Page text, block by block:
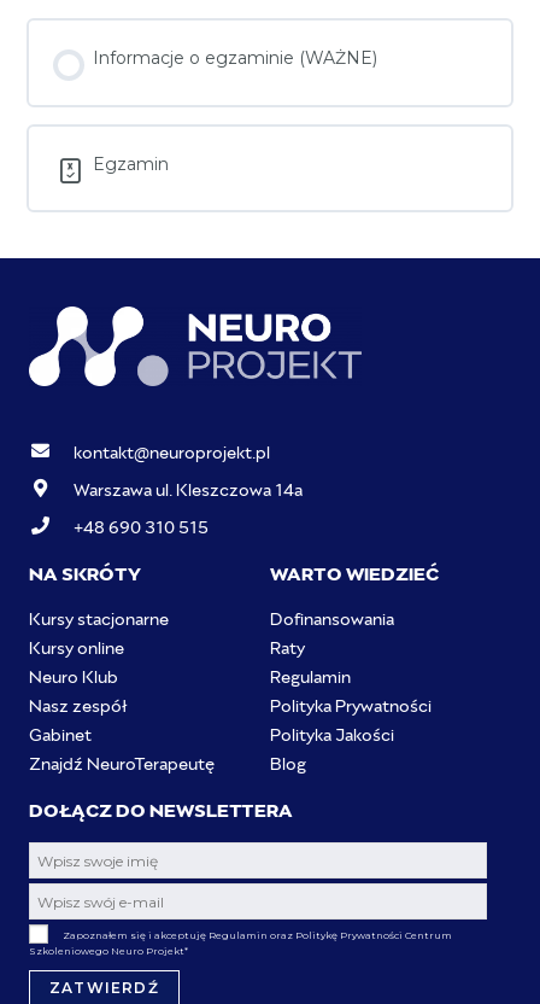
Informacje o egzaminie (WAŻNE)
Egzamin
kontakt@neuroprojekt.pl
Warszawa ul. Kleszczowa 14a
+48 690 310 515
NA SKRÓTY
Kursy stacjonarne
Kursy online
Neuro Klub
Nasz zespół
Gabinet
Znajdź NeuroTerapeutę
WARTO WIEDZIEĆ
Dofinansowania
Raty
Regulamin
Polityka Prywatności
Polityka Jakości
Blog
DOŁĄCZ DO NEWSLETTERA
Zapoznałem się i akceptuję Regulamin oraz Politykę Prywatności Centrum
Szkoleniowego Neuro Projekt*
ZATWIERDŹ